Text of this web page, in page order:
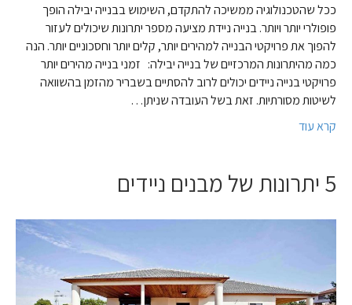
ככל שהטכנולוגיה ממשיכה להתקדם, השימוש בבנייה יבילה הופך
פופולרי יותר ויותר. בנייה ניידת מציעה מספר יתרונות שיכולים לעזור
להפוך את פרויקטי הבנייה למהירים יותר, קלים יותר וחסכוניים יותר. הנה
כמה מהיתרונות המרכזיים של בנייה יבילה: זמני בנייה מהירים יותר
פרויקטי בנייה ניידים יכולים לרוב להסתיים בשבריר מהזמן בהשוואה
לשיטות מסורתיות. זאת בשל העובדה שניתן…
קרא עוד
5 יתרונות של מבנים ניידים